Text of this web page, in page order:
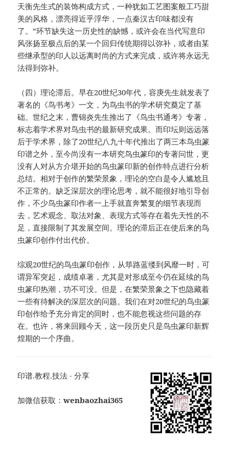
天衡先生式的装饰构成方式，一种犹如工艺图案般工巧甜
美的风格，漂亮得近乎浮华，一点秦汉古印味都没有
了。”环节缺失这一历史性的缺憾，或许会在当代写意印
风张扬至极点后的某一个回归传统期得以弥补，或者由某
些继承型的印人以远离时尚的方式来完成，或许将永远无
法得到弥补。
（四）理论滞后。早在20世纪30年代，容庚先生就发表了
著名的《鸟书考》一文，为鸟虫书的学术研究奠定了基
础。世纪之末，曹锦炎先生推出了《鸟虫书通考》专著，
标志着学术界对鸟虫书的最新研究成果。而印坛则远远落
后于学术界，除了20世纪八九十年代推出了两三本鸟虫篆
印谱之外，至今尚没有一本研究鸟虫篆印的专著问世，更
没有人对从方介堪开始的鸟虫篆印新的创作特点进行分析
总结。相对于创作的繁荣景象，理论的空白是令人尴尬且
不正常的。缺乏深层次的理论思考，就不能很好地引导创
作，不少鸟虫篆印作者一上手就直奔繁复的细节表现而
去，艺术观念、取法对象、表现方式等存在着先天性的不
足，直接限制了其发展空间。理论的滞后正在使后来的鸟
虫篆印创作付出代价。
综观20世纪的鸟虫篆印创作，从筚路蓝缕到风靡一时，可
谓异军突起，成绩卓著，尤其是对形成至今仍在延续的鸟
虫篆印热潮，功不可没。但是，在繁荣景象之下也隐藏着
一些有待解决的深层次的问题。我们在对20世纪的鸟虫篆
印创作给予充分肯定的同时，也不能忽视这些问题的存
在。也许，将来回顾今天，这一段历史只是鸟虫篆印新辉
煌期的一个序曲。
印谱.教程.技法 - 分享
加微信获取：wenbaozhai365